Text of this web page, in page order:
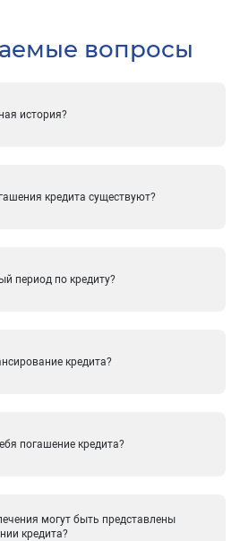
вопросы
история?
кредита существуют?
период по кредиту?
кредита?
погашение кредита?
могут быть представлены
кредита?